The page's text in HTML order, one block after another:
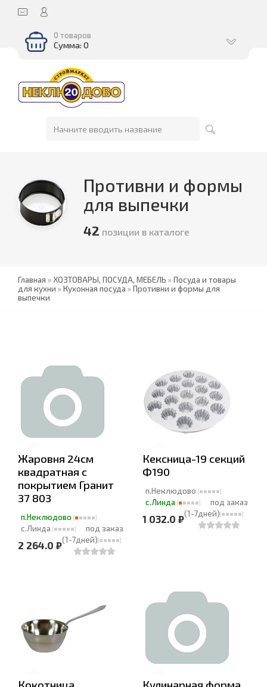
0 товаров
Сумма: 0
Противни и формы
для выпечки
42 позиции в каталоге
Главная » ХОЗТОВАРЫ, ПОСУДА, МЕБЕЛЬ »Посуда и товары
для кухни »Кухонная посуда »Противни и формы для
выпечки
Жаровня 24см
квадратная с
покрытием Гранит
37 803
п.Неклюдово
с.Линда
под заказ
(1-7дней)
2 264.0 ₽
Кексница-19 секций
Ф190
п.Неклюдово
с.Линда
под заказ
(1-7дней)
1 032.0 ₽